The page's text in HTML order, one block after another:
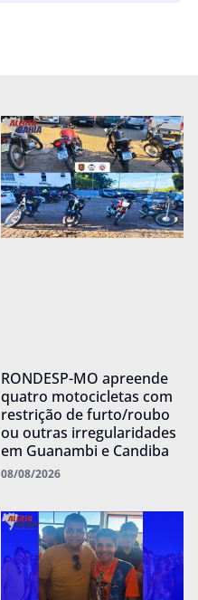
RONDESP-MO apreende
quatro motocicletas com
restrição de furto/roubo
ou outras irregularidades
em Guanambi e Candiba
08/08/2026